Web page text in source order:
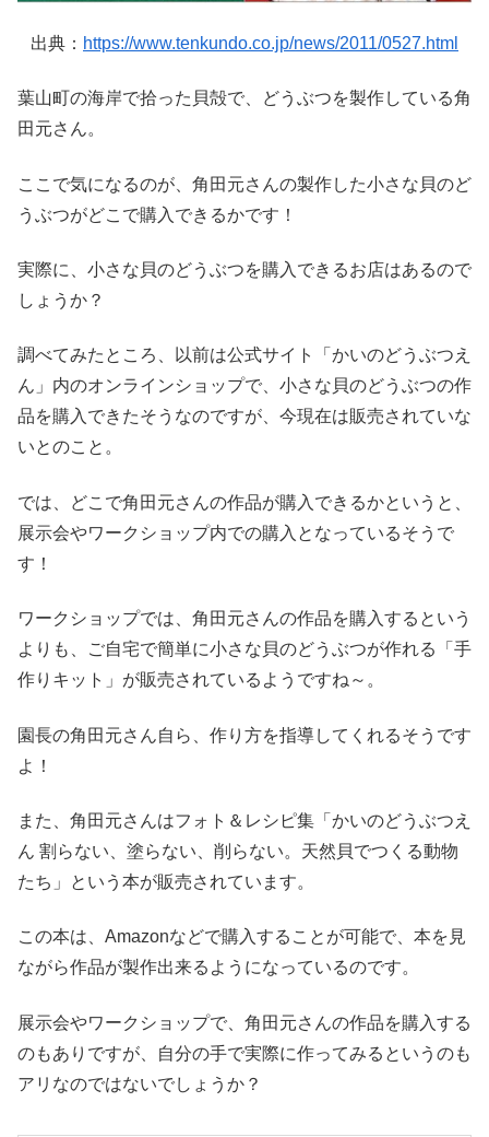
出典： https://www.tenkundo.co.jp/news/2011/0527.html
葉山町の海岸で拾った貝殻で、どうぶつを製作している角
田元さん。
ここで気になるのが、角田元さんの製作した小さな貝のど
うぶつがどこで購入できるかです！
実際に、小さな貝のどうぶつを購入できるお店はあるので
しょうか？
調べてみたところ、以前は公式サイト「かいのどうぶつえ
ん」内のオンラインショップで、小さな貝のどうぶつの作
品を購入できたそうなのですが、今現在は販売されていな
いとのこと。
では、どこで角田元さんの作品が購入できるかというと、
展示会やワークショップ内での購入となっているそうで
す！
ワークショップでは、角田元さんの作品を購入するという
よりも、ご自宅で簡単に小さな貝のどうぶつが作れる「手
作りキット」が販売されているようですね～。
園長の角田元さん自ら、作り方を指導してくれるそうです
よ！
また、角田元さんはフォト＆レシピ集「かいのどうぶつえ
ん 割らない、塗らない、削らない。天然貝でつくる動物
たち」という本が販売されています。
この本は、Amazonなどで購入することが可能で、本を見
ながら作品が製作出来るようになっているのです。
展示会やワークショップで、角田元さんの作品を購入する
のもありですが、自分の手で実際に作ってみるというのも
アリなのではないでしょうか？